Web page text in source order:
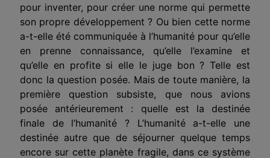
pour inventer, pour créer une norme qui permette
son propre développement ? Ou bien cette norme
a-t-elle été communiquée à l’humanité pour qu’elle
en prenne connaissance, qu’elle l’examine et
qu’elle en profite si elle le juge bon ? Telle est
donc la question posée. Mais de toute manière, la
première question subsiste, que nous avions
posée antérieurement : quelle est la destinée
finale de l’humanité ? L’humanité a-t-elle une
destinée autre que de séjourner quelque temps
encore sur cette planète fragile, dans ce système